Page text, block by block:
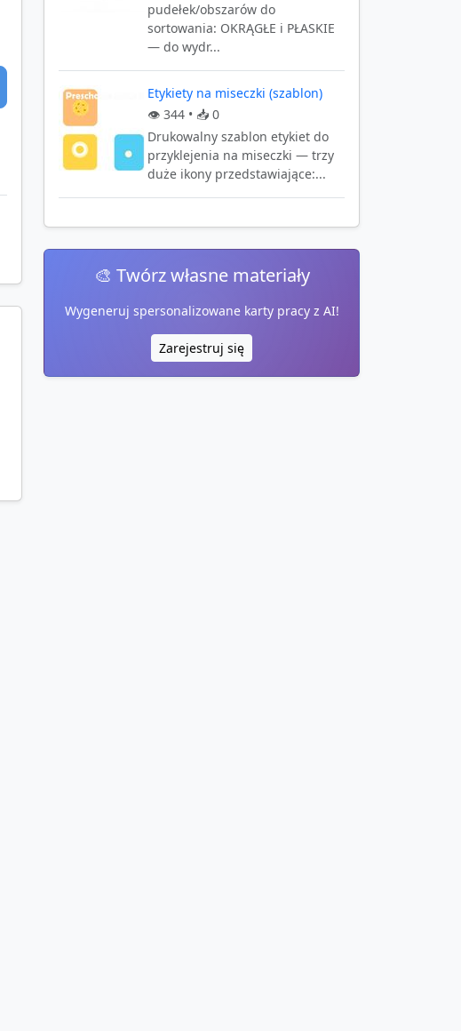
pudełek/obszarów do
sortowania: OKRĄGŁE i PŁASKIE
— do wydr...
Etykiety na miseczki (szablon)
👁️ 344 • 📥 0
Drukowalny szablon etykiet do
przyklejenia na miseczki — trzy
duże ikony przedstawiające:...
🎨 Twórz własne materiały
Wygeneruj spersonalizowane karty pracy z AI!
Zarejestruj się